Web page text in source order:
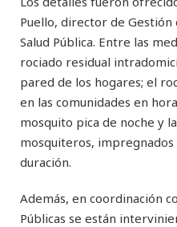
Puello, director de
Salud Pública. Entre las
rociado residual
pared de los hogares; el
en las comunidades en
mosquito pica de noche y
mosquiteros,
duración.
Además, en coordinación
Públicas se están